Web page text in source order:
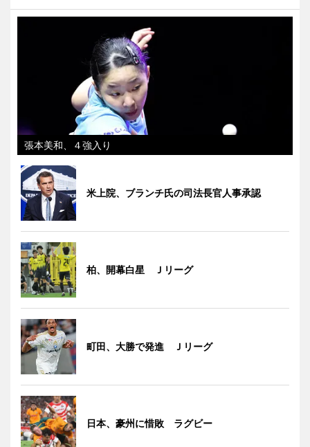
張本美和、４強入り
米上院、ブランチ氏の司法長官人事承認
柏、開幕白星 Ｊリーグ
町田、大勝で発進 Ｊリーグ
日本、豪州に惜敗 ラグビー